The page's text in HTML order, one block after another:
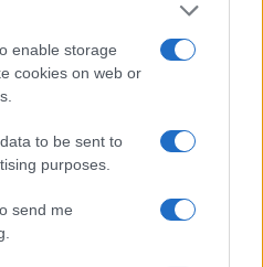
enable storage
cookies on web or
to be sent to
purposes.
send me
vízgyűjtőjére